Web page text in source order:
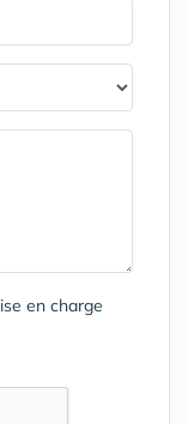
en charge